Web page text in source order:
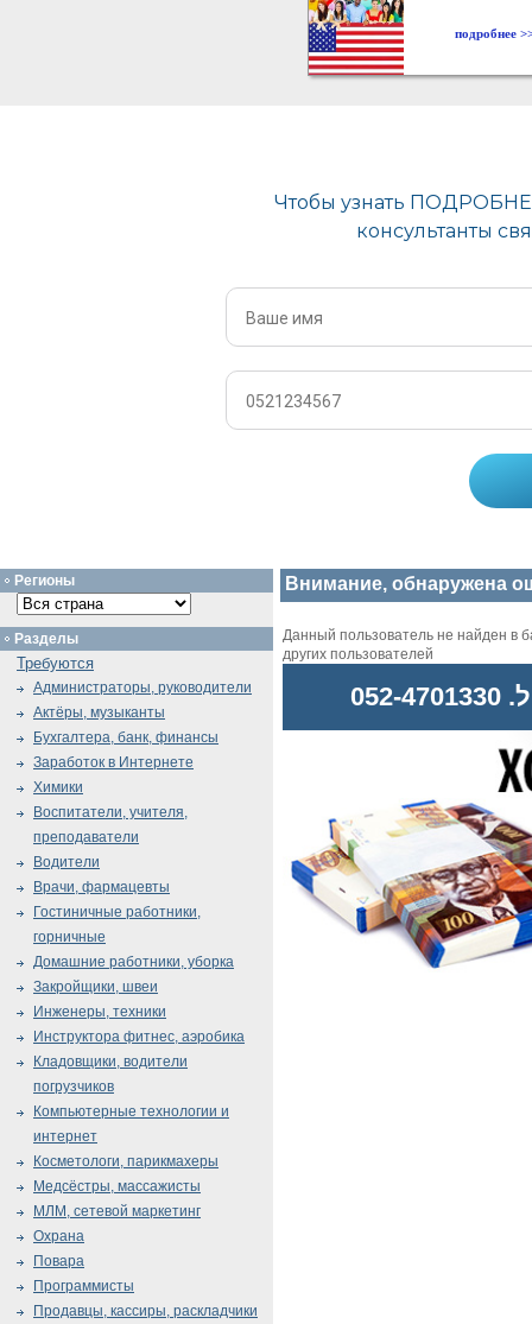
подробнее
Внимание, обнаружена
Данный пользователь не найден в
других пользователей
Регионы
Разделы
Требуются
Администраторы, руководители
Актёры, музыканты
Бухгалтера, банк, финансы
Заработок в Интернете
Химики
Воспитатели, учителя,
преподаватели
Водители
Врачи, фармацевты
Гостиничные работники,
горничные
Домашние работники, уборка
Закройщики, швеи
Инженеры, техники
Инструктора фитнес, аэробика
Кладовщики, водители
погрузчиков
Компьютерные технологии и
интернет
Косметологи, парикмахеры
Медсёстры, массажисты
МЛМ, сетевой маркетинг
Охрана
Повара
Программисты
Продавцы, кассиры, раскладчики